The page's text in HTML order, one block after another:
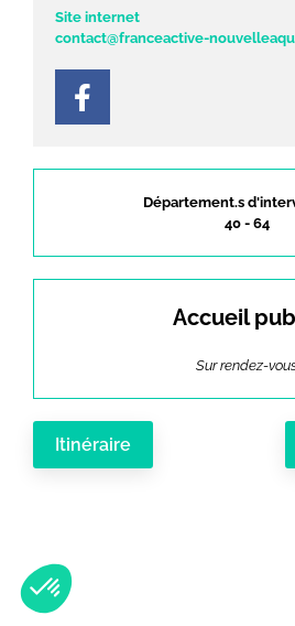
Site internet
contact@franceactive-
Département.s
40 - 64
Accueil
Sur rendez-
Itinéraire